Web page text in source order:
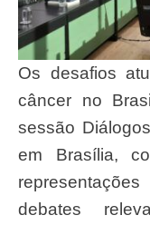
Os desafios atuais e futuros em relação ao
câncer no
sessão
em Brasília,
debates